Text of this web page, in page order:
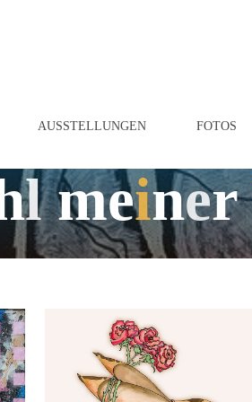
AUSSTELLUNGEN FOTOS
l meiner
Tamara